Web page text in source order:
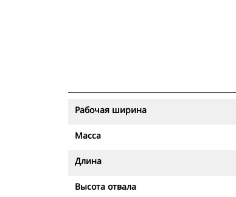
Рабочая ширина
Масса
Длина
Высота отвала